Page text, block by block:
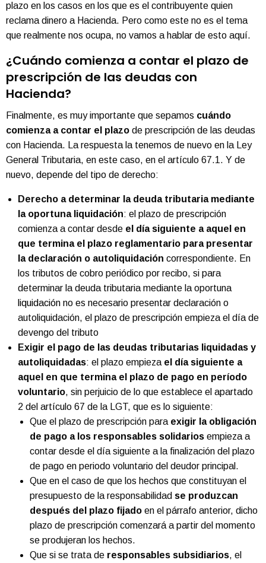
plazo en los casos en los que es el contribuyente quien
reclama dinero a Hacienda. Pero como este no es el tema
que realmente nos ocupa, no vamos a hablar de esto aquí.
¿Cuándo comienza a contar el plazo de
prescripción de las deudas con
Hacienda?
Finalmente, es muy importante que sepamos cuándo
comienza a contar el plazo de prescripción de las deudas
con Hacienda. La respuesta la tenemos de nuevo en la Ley
General Tributaria, en este caso, en el artículo 67.1. Y de
nuevo, depende del tipo de derecho:
Derecho a determinar la deuda tributaria mediante
la oportuna liquidación: el plazo de prescripción
comienza a contar desde el día siguiente a aquel en
que termina el plazo reglamentario para presentar
la declaración o autoliquidación correspondiente. En
los tributos de cobro periódico por recibo, si para
determinar la deuda tributaria mediante la oportuna
liquidación no es necesario presentar declaración o
autoliquidación, el plazo de prescripción empieza el día de
devengo del tributo
Exigir el pago de las deudas tributarias liquidadas y
autoliquidadas: el plazo empieza el día siguiente a
aquel en que termina el plazo de pago en período
voluntario, sin perjuicio de lo que establece el apartado
2 del artículo 67 de la LGT, que es lo siguiente:
Que el plazo de prescripción para exigir la obligación
de pago a los responsables solidarios empieza a
contar desde el día siguiente a la finalización del plazo
de pago en periodo voluntario del deudor principal.
Que en el caso de que los hechos que constituyan el
presupuesto de la responsabilidad se produzcan
después del plazo fijado en el párrafo anterior, dicho
plazo de prescripción comenzará a partir del momento
se produjeran los hechos.
Que si se trata de responsables subsidiarios, el